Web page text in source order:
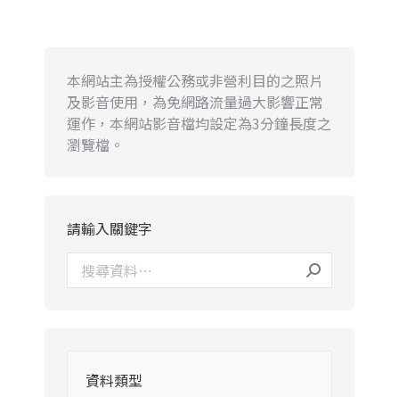
本網站主為授權公務或非營利目的之照片
及影音使用，為免網路流量過大影響正常
運作，本網站影音檔均設定為3分鐘長度之
瀏覽檔。
請輸入關鍵字
資料類型